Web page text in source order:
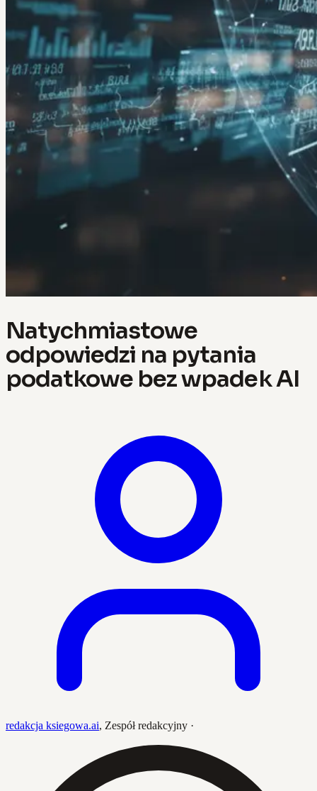
Natychmiastowe
odpowiedzi na pytania
podatkowe bez wpadek AI
redakcja ksiegowa.ai, Zespół redakcyjny ·